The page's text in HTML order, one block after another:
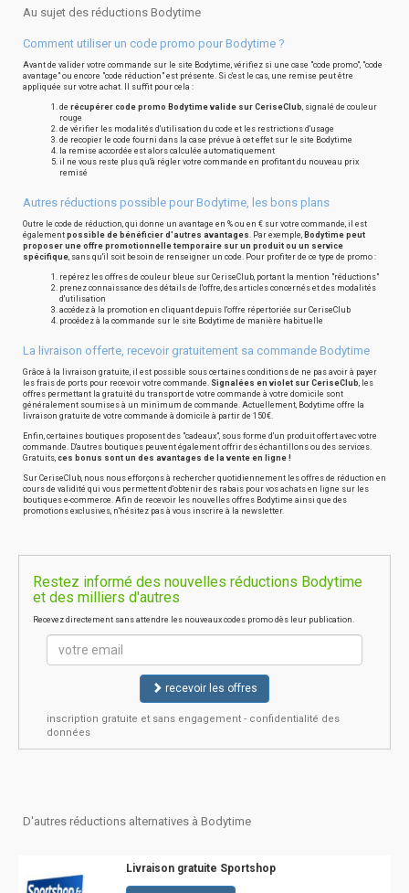
Au sujet des réductions Bodytime
Comment utiliser un code promo pour Bodytime ?
Avant de valider votre commande sur le site Bodytime, vérifiez si une case "code promo", "code
avantage" ou encore "code réduction" est présente. Si c'est le cas, une remise peut être
appliquée sur votre achat. Il suffit pour cela :
de récupérer code promo Bodytime valide sur CeriseClub, signalé de couleur
rouge
de vérifier les modalités d'utilisation du code et les restrictions d'usage
de recopier le code fourni dans la case prévue à cet effet sur le site Bodytime
la remise accordée est alors calculée automatiquement
il ne vous reste plus qu'à régler votre commande en profitant du nouveau prix
remisé
Autres réductions possible pour Bodytime, les bons plans
Outre le code de réduction, qui donne un avantage en % ou en € sur votre commande, il est
également possible de bénéficier d'autres avantages. Par exemple, Bodytime peut
proposer une offre promotionnelle temporaire sur un produit ou un service
spécifique, sans qu'il soit besoin de renseigner un code. Pour profiter de ce type de promo :
repérez les offres de couleur bleue sur CeriseClub, portant la mention "réductions"
prenez connaissance des détails de l'offre, des articles concernés et des modalités
d'utilisation
accédez à la promotion en cliquant depuis l'offre répertoriée sur CeriseClub
procédez à la commande sur le site Bodytime de manière habituelle
La livraison offerte, recevoir gratuitement sa commande Bodytime
Grâce à la livraison gratuite, il est possible sous certaines conditions de ne pas avoir à payer
les frais de ports pour recevoir votre commande. Signalées en violet sur CeriseClub, les
offres permettant la gratuité du transport de votre commande à votre domicile sont
généralement soumises à un minimum de commande. Actuellement, Bodytime offre la
livraison gratuite de votre commande à domicile à partir de 150€.
Enfin, certaines boutiques proposent des "cadeaux", sous forme d'un produit offert avec votre
commande. D'autres boutiques peuvent également offrir des échantillons ou des services.
Gratuits, ces bonus sont un des avantages de la vente en ligne !
Sur CeriseClub, nous nous efforçons à rechercher quotidiennement les offres de réduction en
cours de validité qui vous permettent d'obtenir des rabais pour vos achats en ligne sur les
boutiques e-commerce. Afin de recevoir les nouvelles offres Bodytime ainsi que des
promotions exclusives, n'hésitez pas à vous inscrire à la newsletter.
Restez informé des nouvelles réductions Bodytime
et des milliers d'autres
Recevez directement sans attendre les nouveaux codes promo dès leur publication.
recevoir les offres
inscription gratuite et sans engagement - confidentialité des
données
D'autres réductions alternatives à Bodytime
Livraison gratuite Sportshop